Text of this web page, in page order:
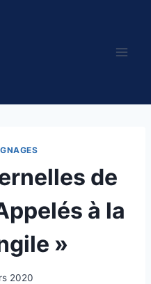
de
à la
»
2020